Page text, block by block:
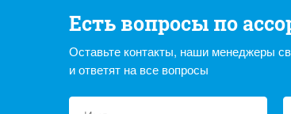
Есть вопросы по
Оставьте контакты, наши менеджеры
и ответят на все вопросы